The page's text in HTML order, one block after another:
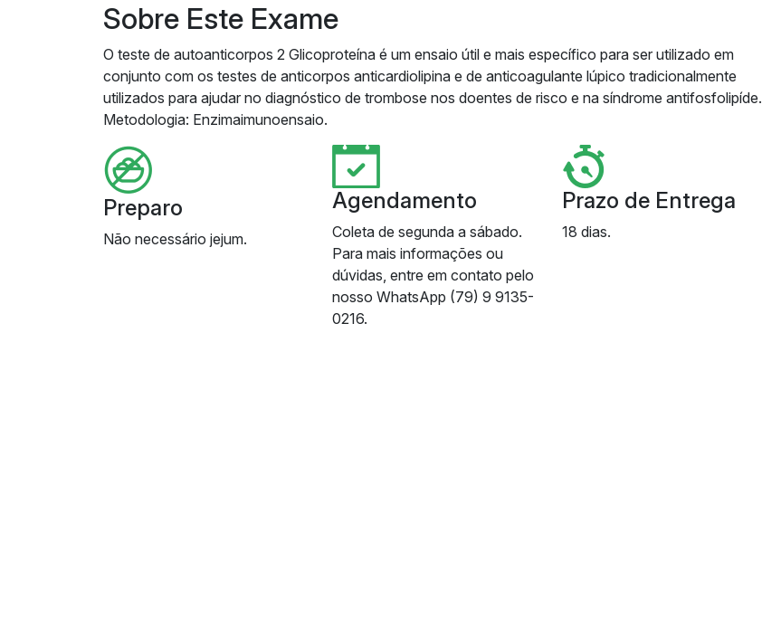
Sobre Este Exame
O teste de autoanticorpos 2 Glicoproteína é um ensaio útil e mais específico para ser utilizado em
conjunto com os testes de anticorpos anticardiolipina e de anticoagulante lúpico tradicionalmente
utilizados para ajudar no diagnóstico de trombose nos doentes de risco e na síndrome antifosfolipíde.
Metodologia: Enzimaimunoensaio.
Preparo
Não necessário jejum.
Agendamento
Coleta de segunda a sábado.
Para mais informações ou
dúvidas, entre em contato pelo
nosso WhatsApp (79) 9 9135-
0216.
Prazo de Entrega
18 dias.